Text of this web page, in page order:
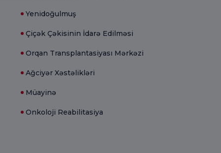
Yenidoğulmuş
Çiçək Çəkisinin İdarə Edilməsi
Orqan Transplantasiyası Mərkəzi
Ağciyər Xəstəlikləri
Müayinə
Onkoloji Reabilitasiya